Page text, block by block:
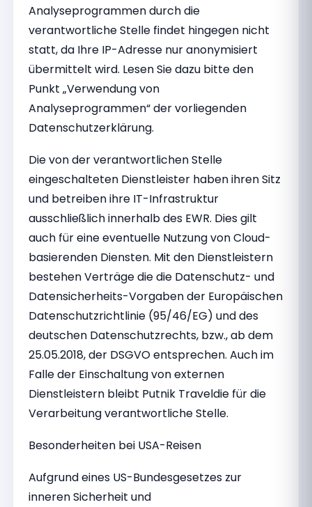
Analyseprogrammen durch die
verantwortliche Stelle findet hingegen nicht
statt, da Ihre IP-Adresse nur anonymisiert
übermittelt wird. Lesen Sie dazu bitte den
Punkt „Verwendung von
Analyseprogrammen“ der vorliegenden
Datenschutzerklärung.
Die von der verantwortlichen Stelle
eingeschalteten Dienstleister haben ihren Sitz
und betreiben ihre IT-Infrastruktur
ausschließlich innerhalb des EWR. Dies gilt
auch für eine eventuelle Nutzung von Cloud-
basierenden Diensten. Mit den Dienstleistern
bestehen Verträge die die Datenschutz- und
Datensicherheits-Vorgaben der Europäischen
Datenschutzrichtlinie (95/46/EG) und des
deutschen Datenschutzrechts, bzw., ab dem
25.05.2018, der DSGVO entsprechen. Auch im
Falle der Einschaltung von externen
Dienstleistern bleibt Putnik Traveldie für die
Verarbeitung verantwortliche Stelle.
Besonderheiten bei USA-Reisen
Aufgrund eines US-Bundesgesetzes zur
inneren Sicherheit und